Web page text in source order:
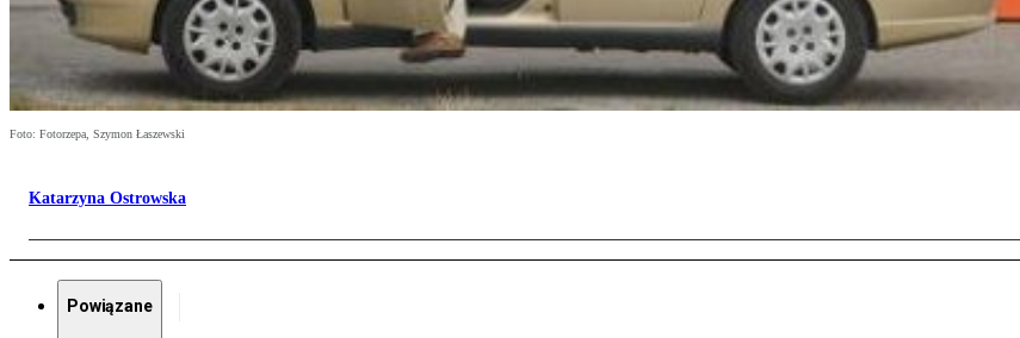
Foto: Fotorzepa, Szymon Łaszewski
Katarzyna Ostrowska
Powiązane